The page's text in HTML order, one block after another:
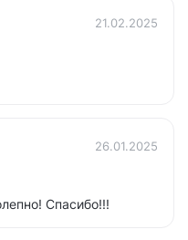
21.02.2025
26.01.2025
Спасибо!!!